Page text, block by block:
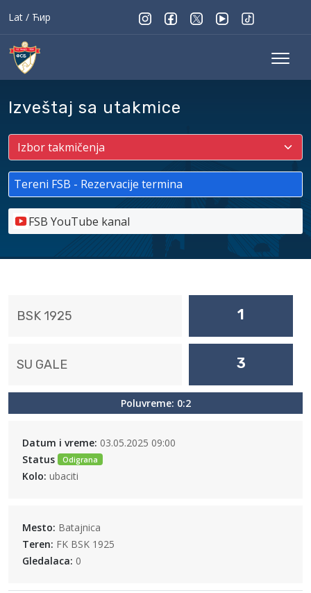
Lat / Ћир
Izveštaj sa utakmice
Tereni FSB - Rezervacije termina
FSB YouTube kanal
BSK 1925 1
SU GALE 3
Poluvreme: 0:2
Datum i vreme: 03.05.2025 09:00
Status
Odigrana
Kolo: ubaciti
Mesto: Batajnica
Teren: FK BSK 1925
Gledalaca: 0